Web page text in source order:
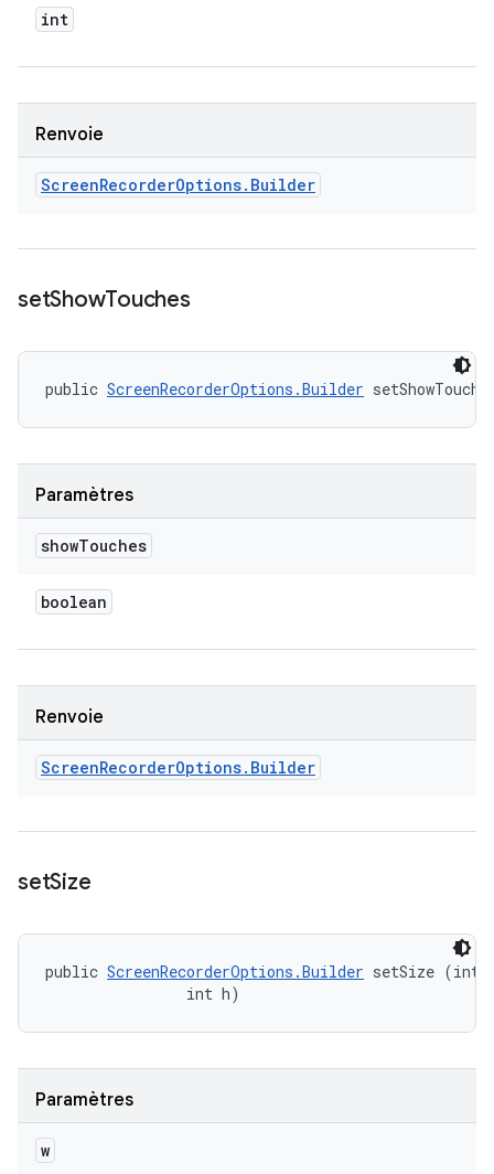
int
Renvoie
ScreenRecorderOptions. Builder
setShowTouches
public ScreenRecorderOptions.Builder
Paramètres
showTouches
boolean
Renvoie
ScreenRecorderOptions. Builder
setSize
public ScreenRecorderOptions.Builder setSize (int
                int h)
Paramètres
w